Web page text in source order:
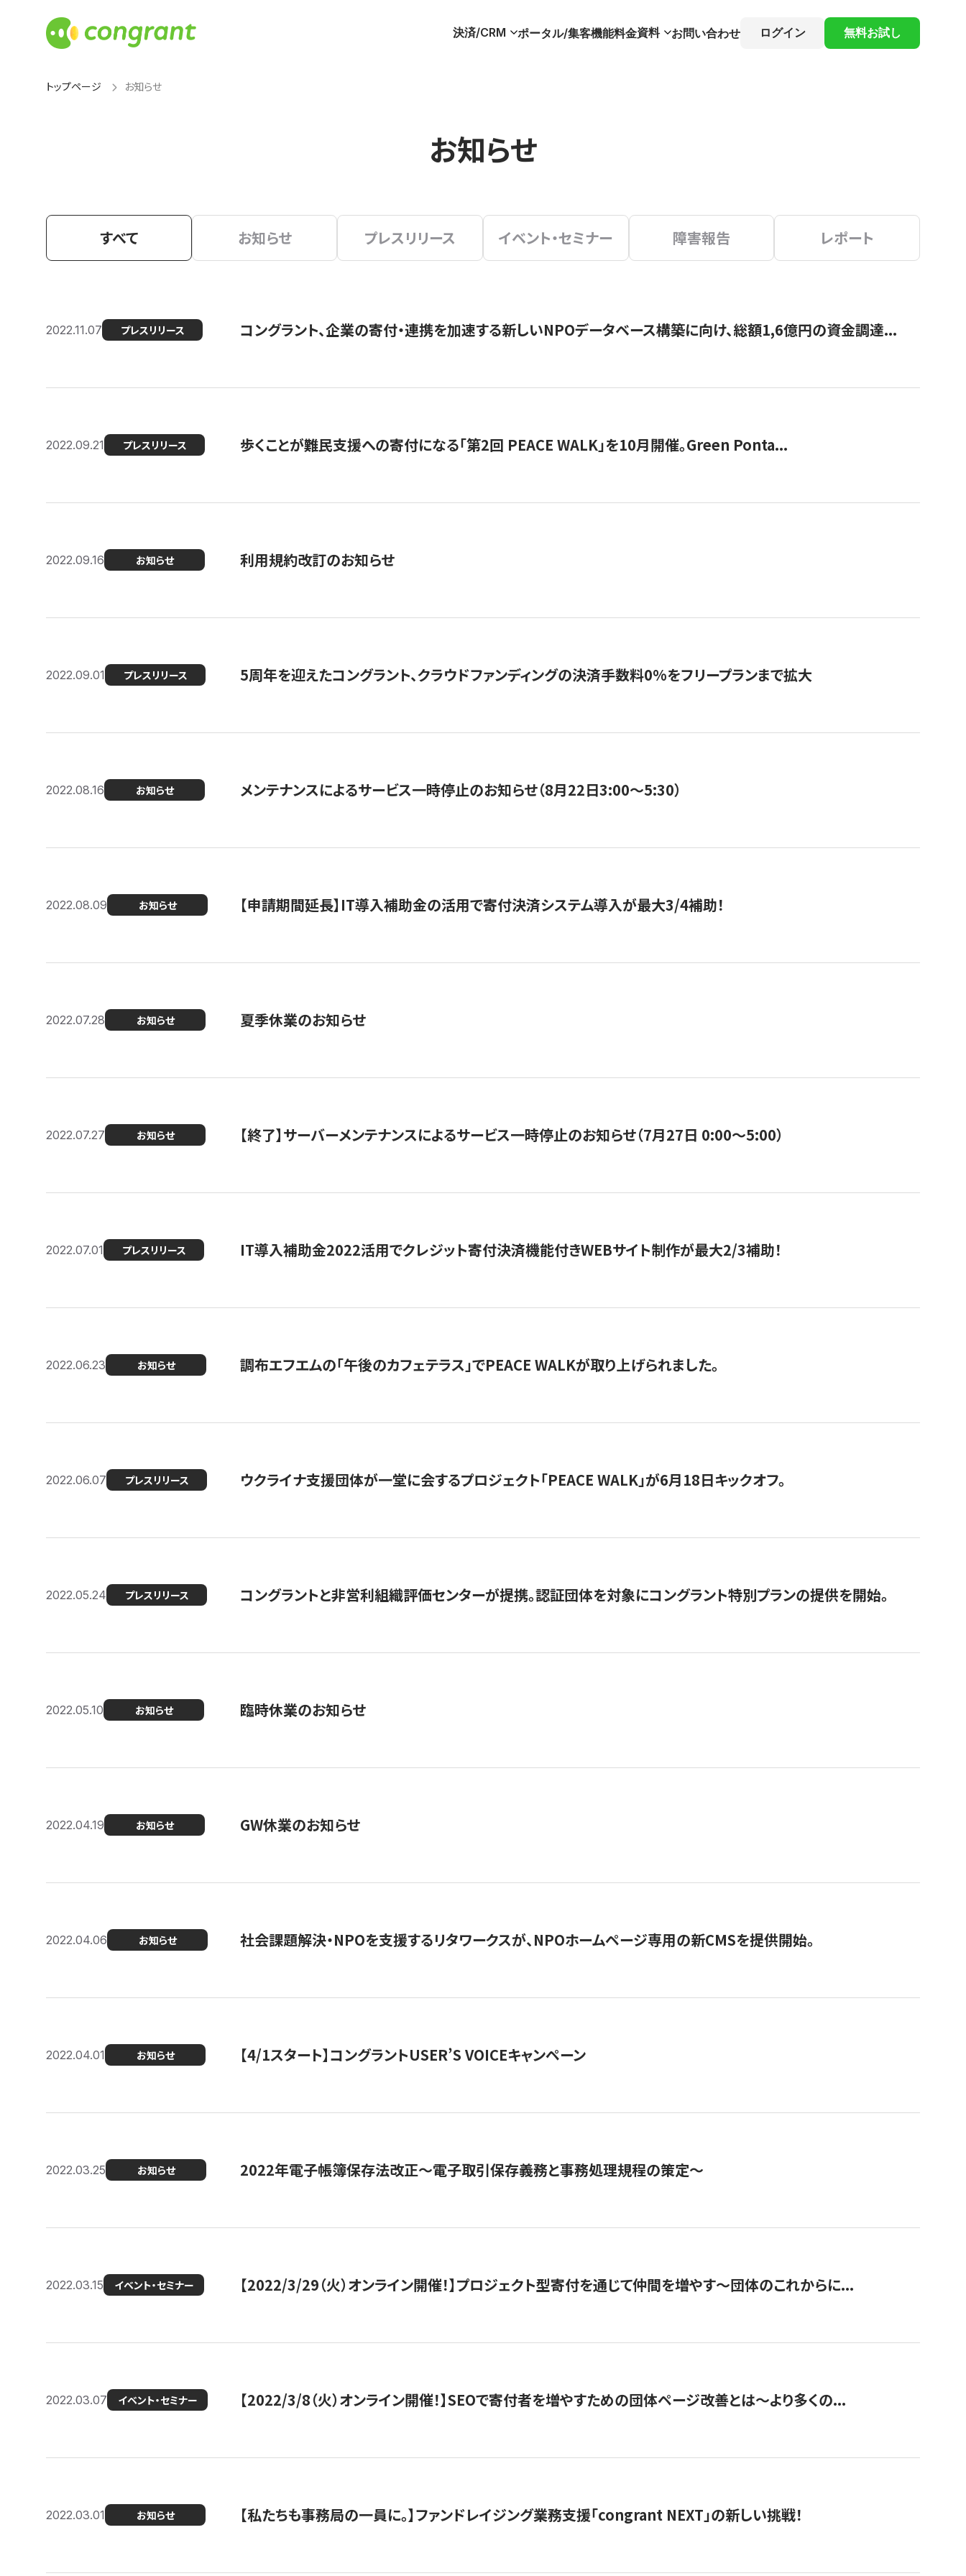
決済/CRM ポータル/集客機能料金資料 お問い合わせ ログイン 無料お試し
トップページ お知らせ
お知らせ
すべて お知らせ プレスリリース イベント・セミナー 障害報告 レポート
2022.11.07 プレスリリース コングラント、企業の寄付・連携を加速する新しいNPOデータベース構築に向け、総額1,6億円の資金調達...
2022.09.21 プレスリリース 歩くことが難民支援への寄付になる「第2回 PEACE WALK」を10月開催。Green Ponta...
2022.09.16 お知らせ 利用規約改訂のお知らせ
2022.09.01 プレスリリース 5周年を迎えたコングラント、クラウドファンディングの決済手数料0%をフリープランまで拡大
2022.08.16 お知らせ メンテナンスによるサービス一時停止のお知らせ（8月22日3:00〜5:30）
2022.08.09 お知らせ 【申請期間延長】IT導入補助金の活用で寄付決済システム導入が最大3/4補助！
2022.07.28 お知らせ 夏季休業のお知らせ
2022.07.27 お知らせ 【終了】サーバーメンテナンスによるサービス一時停止のお知らせ（7月27日 0:00〜5:00）
2022.07.01 プレスリリース IT導入補助金2022活用でクレジット寄付決済機能付きWEBサイト制作が最大2/3補助！
2022.06.23 お知らせ 調布エフエムの「午後のカフェテラス」でPEACE WALKが取り上げられました。
2022.06.07 プレスリリース ウクライナ支援団体が一堂に会するプロジェクト「PEACE WALK」が6月18日キックオフ。
2022.05.24 プレスリリース コングラントと非営利組織評価センターが提携。認証団体を対象にコングラント特別プランの提供を開始。
2022.05.10 お知らせ 臨時休業のお知らせ
2022.04.19 お知らせ GW休業のお知らせ
2022.04.06 お知らせ 社会課題解決・NPOを支援するリタワークスが、NPOホームページ専用の新CMSを提供開始。
2022.04.01 お知らせ 【4/1スタート】コングラントUSER’S VOICEキャンペーン
2022.03.25 お知らせ 2022年電子帳簿保存法改正～電子取引保存義務と事務処理規程の策定～
2022.03.15 イベント・セミナー 【2022/3/29（火）オンライン開催！】プロジェクト型寄付を通じて仲間を増やす～団体のこれからに...
2022.03.07 イベント・セミナー 【2022/3/8（火）オンライン開催！】SEOで寄付者を増やすための団体ページ改善とは～より多くの...
2022.03.01 お知らせ 【私たちも事務局の一員に。】ファンドレイジング業務支援「congrant NEXT」の新しい挑戦！